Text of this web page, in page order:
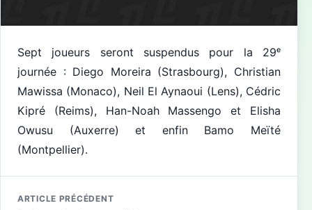
Sept joueurs seront suspendus pour la 29ᵉ
journée : Diego Moreira (Strasbourg), Christian
Mawissa (Monaco), Neil El Aynaoui (Lens), Cédric
Kipré (Reims), Han-Noah Massengo et Elisha
Owusu (Auxerre) et enfin Bamo Meïté
(Montpellier).
ARTICLE PRÉCÉDENT